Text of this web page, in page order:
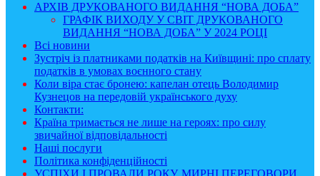
АРХІВ ДРУКОВАНОГО ВИДАННЯ “НОВА ДОБА”
ГРАФІК ВИХОДУ У СВІТ ДРУКОВАНОГО
ВИДАННЯ “НОВА ДОБА” У 2024 РОЦІ
Всі новини
Зустріч із платниками податків на Київщині: про сплату
податків в умовах воєнного стану
Коли віра стає бронею: капелан отець Володимир
Кузнецов на передовій українського духу
Контакти:
Країна тримається не лише на героях: про силу
звичайної відповідальності
Наші послуги
Політика конфіденційності